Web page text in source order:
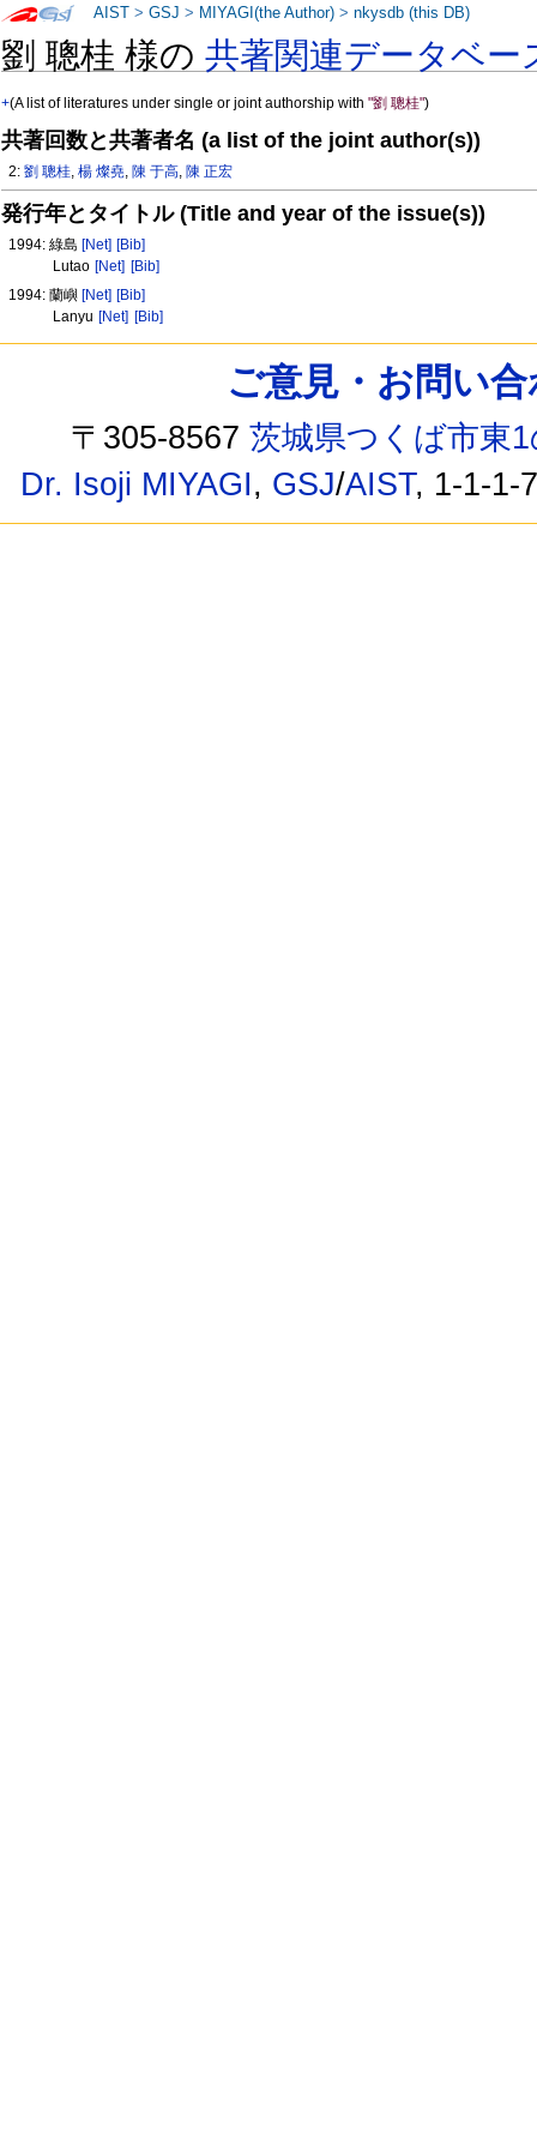
劉 聰桂 様の共著関連データベー
+(A list of literatures under single or joint authorship with"劉 聰桂")
共著回数と共著者名 (a list of the joint author(s))
2:劉 聰桂,楊 燦堯, 陳 于高, 陳 正宏
発行年とタイトル (Title and year of the issue(s))
1994: 綠島 [Net] [Bib]
Lutao [Net] [Bib]
1994: 蘭嶼 [Net] [Bib]
Lanyu [Net] [Bib]
AIST >GSJ > MIYAGI(the Author) >nkysdb (this DB)
ご意見・お問い
〒305-8567茨城県つくば市東
Dr. Isoji MIYAGI, GSJ/AIST, 1-1-1-